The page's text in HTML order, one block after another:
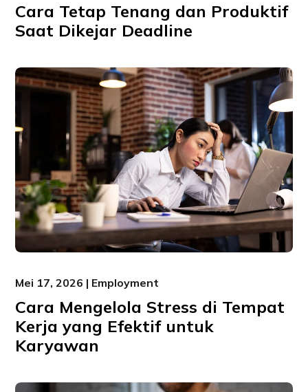
Cara Tetap Tenang dan Produktif
Saat Dikejar Deadline
Mei 17, 2026 | Employment
Cara Mengelola Stress di Tempat
Kerja yang Efektif untuk
Karyawan